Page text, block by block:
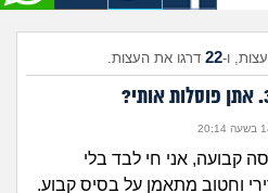
שאלות חדשות
שאלות שעוררו עניין
עצות חדשות
מה קורה כאן?
ו-22 דרגו את העצות.
קבועה, אני חי לבד בלי
אני גבוה 1.80 שרירי וחטוב מתאמן על בסיס קבוע.